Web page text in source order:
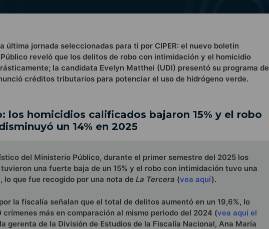
última jornada seleccionadas para ti por CIPER: el nuevo boletín
reveló que los delitos de robo con intimidación y el homicidio
la candidata Evelyn Matthei (UDI) presentó su programa de
créditos tributarios para potenciar el uso de hidrógeno verde.
los homicidios calificados bajaron 15% y el robo
un 14% en 2025
del Ministerio Público, durante el primer semestre del 2025 los
una fuerte baja de un 15% y el robo con intimidación tuvo una
lo que fue recogido por una nota de La Tercera (vea aquí).
la fiscalía señalan que el total de delitos aumentó en un 19,6%, lo
crímenes más en comparación al mismo periodo del 2024 (vea aquí el
gerenta de la División de Estudios de la Fiscalía Nacional, Ana María